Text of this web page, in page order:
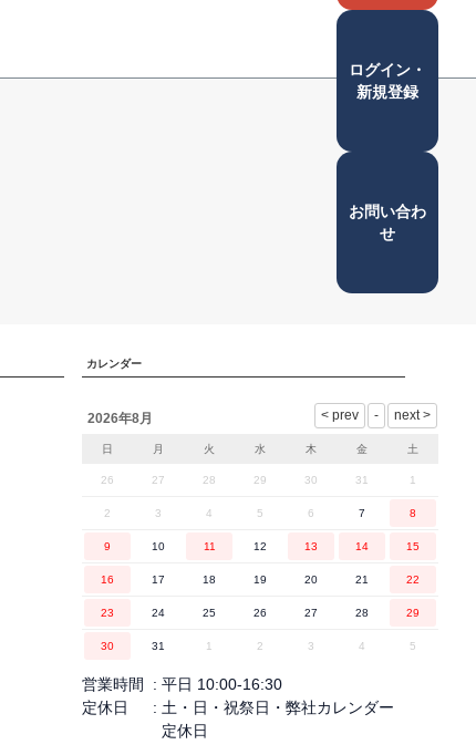
ログイン・
新規登録
お問い合わ
せ
ペー
カレンダー
2026年8月
日 月 火 水 木 金 土
26 27 28 29 30 31 1
2 3 4 5 6 7 8
9 10 11 12 13 14 15
16 17 18 19 20 21 22
23 24 25 26 27 28 29
30 31 1 2 3 4 5
営業時間
平日 10:00-16:30
定休日
土・日・祝祭日・弊社カレンダー
定休日